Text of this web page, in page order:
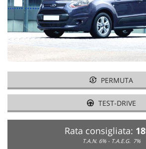
NEWS
AREA COMMERCIANTI
PERMUTA
TEST-DRIVE
Rata consigliata:
T.A.N. 6% - T.A.E.G. 7%